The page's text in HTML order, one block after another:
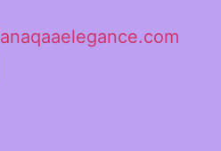
anaqaaelegance.com